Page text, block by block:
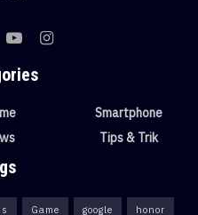
Smartphone
Tips & Trik
Game google honor